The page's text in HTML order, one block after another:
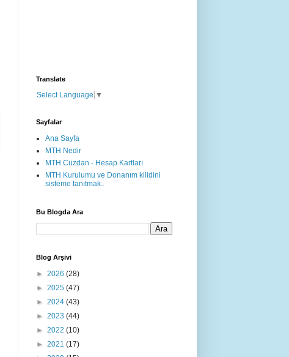
Translate
Select Language ▼
Sayfalar
Ana Sayfa
MTH Nedir
MTH Cüzdan - Hesap Kartları
MTH Kurulumu ve Donanım kilidini
sisteme tanıtmak..
Bu Blogda Ara
Blog Arşivi
► 2026 (28)
► 2025 (47)
► 2024 (43)
► 2023 (44)
► 2022 (10)
► 2021 (17)